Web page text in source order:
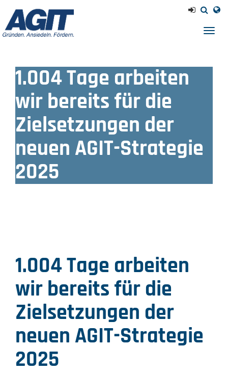
1.004 Tage arbeiten
wir bereits für die
Zielsetzungen der
neuen AGIT-Strategie
2025
1.004 Tage arbeiten
wir bereits für die
Zielsetzungen der
neuen AGIT-Strategie
2025